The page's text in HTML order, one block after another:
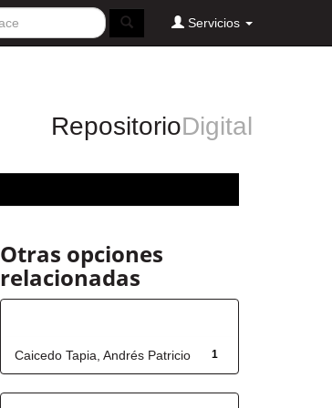
Servicios
RepositorioDigital
Otras opciones
relacionadas
1
Caicedo Tapia, Andrés Patricio